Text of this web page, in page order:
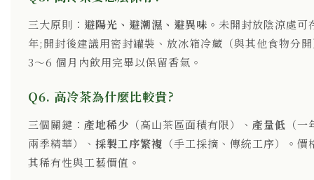
三大原則： 避陽光、避潮濕、避異味 。未開封放陰涼處可
年;開封後建議用密封罐裝、放冰箱冷藏（與其他食物分
3～6 個月內飲用完畢以保留香氣。
Q6. 高冷茶為什麼比較貴?
三個關鍵： 產地稀少 （高山茶區面積有限）、 產量低 （
兩季精華）、 採製工序繁複 （手工採摘、傳統工序）。價
其稀有性與工藝價值。